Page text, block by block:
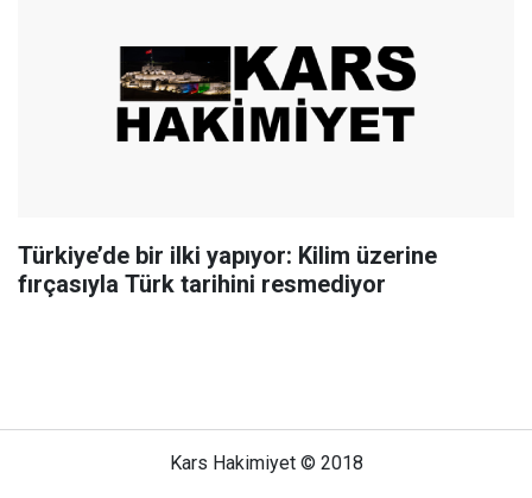
Türkiye’de bir ilki yapıyor: Kilim üzerine
fırçasıyla Türk tarihini resmediyor
Kars Hakimiyet © 2018